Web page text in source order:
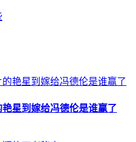
星到嫁给冯德伦是谁赢了